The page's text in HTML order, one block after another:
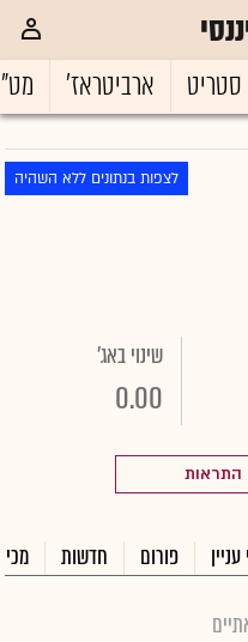
סטריט ארביטראז'
לצפות בנתונים ללא השהיה
שינוי באג'
0.00
התראות
פורום חדשות